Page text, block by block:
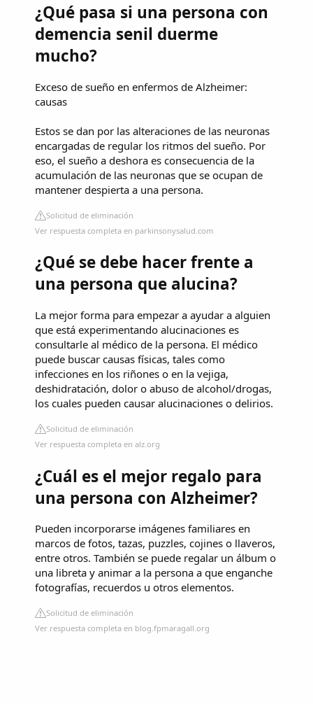
¿Qué pasa si una persona con
demencia senil duerme
mucho?
Exceso de sueño en enfermos de Alzheimer:
causas
Estos se dan por las alteraciones de las neuronas
encargadas de regular los ritmos del sueño. Por
eso, el sueño a deshora es consecuencia de la
acumulación de las neuronas que se ocupan de
mantener despierta a una persona.
Solicitud de eliminación
Ver respuesta completa en parkinsonysalud.com
¿Qué se debe hacer frente a
una persona que alucina?
La mejor forma para empezar a ayudar a alguien
que está experimentando alucinaciones es
consultarle al médico de la persona. El médico
puede buscar causas físicas, tales como
infecciones en los riñones o en la vejiga,
deshidratación, dolor o abuso de alcohol/drogas,
los cuales pueden causar alucinaciones o delirios.
Solicitud de eliminación
Ver respuesta completa en alz.org
¿Cuál es el mejor regalo para
una persona con Alzheimer?
Pueden incorporarse imágenes familiares en
marcos de fotos, tazas, puzzles, cojines o llaveros,
entre otros. También se puede regalar un álbum o
una libreta y animar a la persona a que enganche
fotografías, recuerdos u otros elementos.
Solicitud de eliminación
Ver respuesta completa en blog.fpmaragall.org